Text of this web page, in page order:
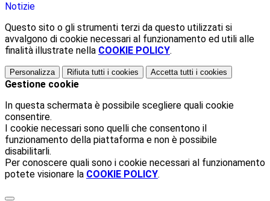
Notizie
Questo sito o gli strumenti terzi da questo utilizzati si
avvalgono di cookie necessari al funzionamento ed utili alle
finalità illustrate nella COOKIE POLICY.
Personalizza Rifiuta tutti i cookies Accetta tutti i cookies
Gestione cookie
In questa schermata è possibile scegliere quali cookie
consentire.
I cookie necessari sono quelli che consentono il
funzionamento della piattaforma e non è possibile
disabilitarli.
Per conoscere quali sono i cookie necessari al funzionamento
potete visionare la COOKIE POLICY.